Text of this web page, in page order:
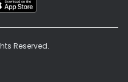
Reserved.